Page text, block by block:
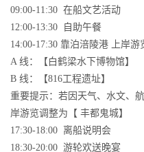
09:00-11:30 在船文艺活动
12:00-13:30 自助午餐
14:00-17:30 靠泊涪陵港 上岸游
A 线：【白鹤梁水下博物馆】
B 线：【816工程遗址】
重要提示：若因天气、水文、
岸游览调整为【 丰都鬼城】
17:30-18:00 离船说明会
18:30-20:00 游轮欢送晚宴